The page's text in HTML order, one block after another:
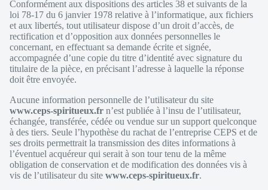
Conformément aux dispositions des articles 38 et suivants de la
loi 78-17 du 6 janvier 1978 relative à l’informatique, aux fichiers
et aux libertés, tout utilisateur dispose d’un droit d’accès, de
rectification et d’opposition aux données personnelles le
concernant, en effectuant sa demande écrite et signée,
accompagnée d’une copie du titre d’identité avec signature du
titulaire de la pièce, en précisant l’adresse à laquelle la réponse
doit être envoyée.
Aucune information personnelle de l’utilisateur du site
www.ceps-spiritueux.fr n’est publiée à l’insu de l’utilisateur,
échangée, transférée, cédée ou vendue sur un support quelconque
à des tiers. Seule l’hypothèse du rachat de l’entreprise CEPS et de
ses droits permettrait la transmission des dites informations à
l’éventuel acquéreur qui serait à son tour tenu de la même
obligation de conservation et de modification des données vis à
vis de l’utilisateur du site www.ceps-spiritueux.fr.